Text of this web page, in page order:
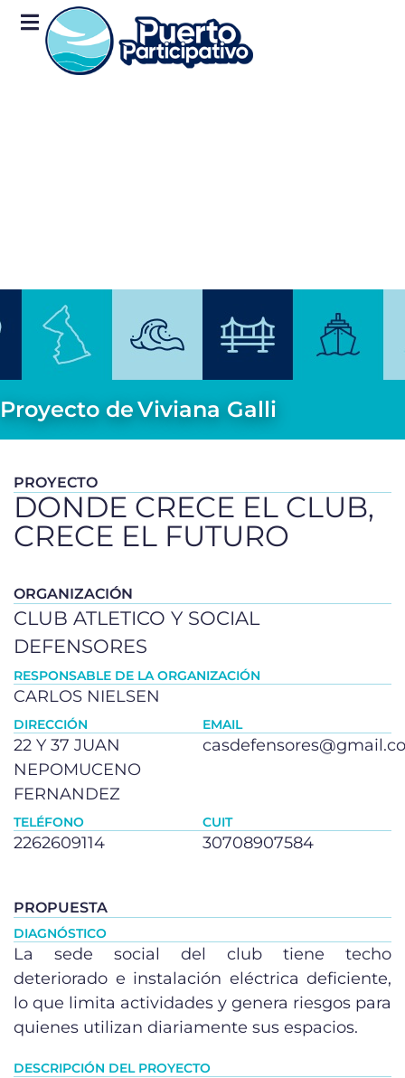
Proyecto deViviana Galli
PROYECTO
DONDE CRECE EL CLUB,
CRECE EL FUTURO
ORGANIZACIÓN
CLUB ATLETICO Y SOCIAL
DEFENSORES
RESPONSABLE DE LA ORGANIZACIÓN
CARLOS NIELSEN
DIRECCIÓN
22 Y 37 JUAN
NEPOMUCENO
FERNANDEZ
EMAIL
TELÉFONO
2262609114
CUIT
30708907584
PROPUESTA
DIAGNÓSTICO
La sede social del club tiene techo
deteriorado e instalación eléctrica deficiente,
lo que limita actividades y genera riesgos para
quienes utilizan diariamente sus espacios.
DESCRIPCIÓN DEL PROYECTO